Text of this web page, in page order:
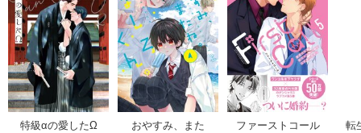
特級αの愛したΩ
おやすみ、また
ファーストコール
転